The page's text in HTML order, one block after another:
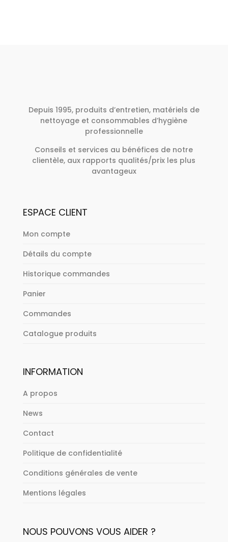
Depuis 1995, produits d’entretien, matériels de
nettoyage et consommables d’hygiène
professionnelle
Conseils et services au bénéfices de notre
clientèle, aux rapports qualités/prix les plus
avantageux
ESPACE CLIENT
Mon compte
Détails du compte
Historique commandes
Panier
Commandes
Catalogue produits
INFORMATION
A propos
News
Contact
Politique de confidentialité
Conditions générales de vente
Mentions légales
NOUS POUVONS VOUS AIDER ?